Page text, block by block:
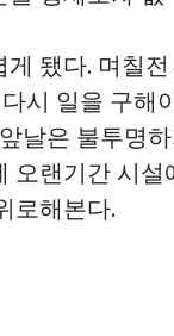
됐다. 며칠
시 일을 구해
날은 불투명
오랜기간 시
로해본다.